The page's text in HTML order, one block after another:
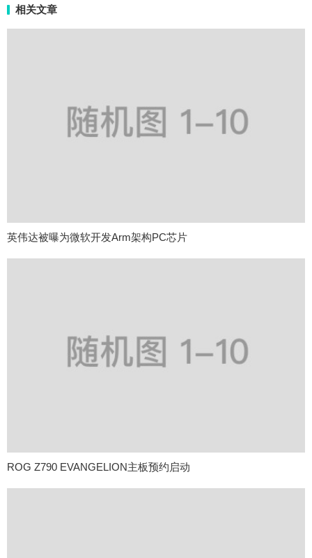
相关文章
英伟达被曝为微软开发Arm架构PC芯片
ROG Z790 EVANGELION主板预约启动